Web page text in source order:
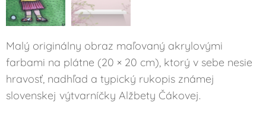
Malý originálny obraz maľovaný akrylovými
farbami na plátne (20 × 20 cm), ktorý v sebe nesie
hravosť, nadhľad a typický rukopis známej
slovenskej výtvarníčky Alžbety Čákovej.